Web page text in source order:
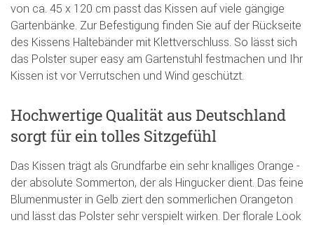
von ca. 45 x 120 cm passt das Kissen auf viele gängige
Gartenbänke. Zur Befestigung finden Sie auf der Rückseite
des Kissens Haltebänder mit Klettverschluss. So lässt sich
das Polster super easy am Gartenstuhl festmachen und Ihr
Kissen ist vor Verrutschen und Wind geschützt.
Hochwertige Qualität aus Deutschland
sorgt für ein tolles Sitzgefühl
Das Kissen trägt als Grundfarbe ein sehr knalliges Orange -
der absolute Sommerton, der als Hingucker dient. Das feine
Blumenmuster in Gelb ziert den sommerlichen Orangeton
und lässt das Polster sehr verspielt wirken. Der florale Look